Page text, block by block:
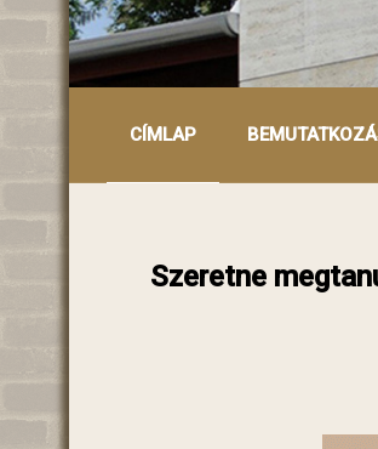
CÍMLAP
Szeretne